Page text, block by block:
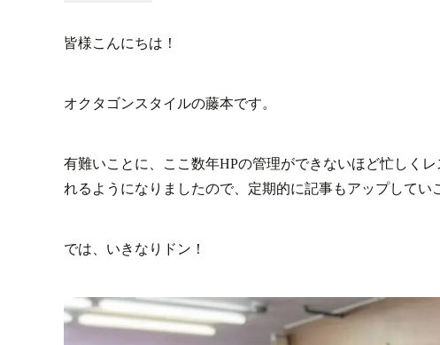
皆様こんにちは！
オクタゴンスタイルの藤本です。
有難いことに、ここ数年HPの管理ができないほど忙しく
では、いきなりドン！